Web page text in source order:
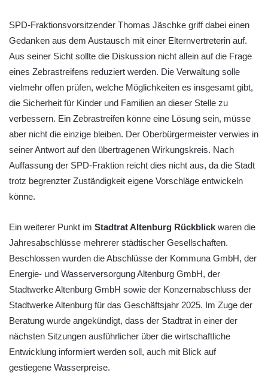
SPD-Fraktionsvorsitzender Thomas Jäschke griff dabei einen
Gedanken aus dem Austausch mit einer Elternvertreterin auf.
Aus seiner Sicht sollte die Diskussion nicht allein auf die Frage
eines Zebrastreifens reduziert werden. Die Verwaltung solle
vielmehr offen prüfen, welche Möglichkeiten es insgesamt gibt,
die Sicherheit für Kinder und Familien an dieser Stelle zu
verbessern. Ein Zebrastreifen könne eine Lösung sein, müsse
aber nicht die einzige bleiben. Der Oberbürgermeister verwies in
seiner Antwort auf den übertragenen Wirkungskreis. Nach
Auffassung der SPD-Fraktion reicht dies nicht aus, da die Stadt
trotz begrenzter Zuständigkeit eigene Vorschläge entwickeln
könne.
Ein weiterer Punkt im Stadtrat Altenburg Rückblick waren die
Jahresabschlüsse mehrerer städtischer Gesellschaften.
Beschlossen wurden die Abschlüsse der Kommuna GmbH, der
Energie- und Wasserversorgung Altenburg GmbH, der
Stadtwerke Altenburg GmbH sowie der Konzernabschluss der
Stadtwerke Altenburg für das Geschäftsjahr 2025. Im Zuge der
Beratung wurde angekündigt, dass der Stadtrat in einer der
nächsten Sitzungen ausführlicher über die wirtschaftliche
Entwicklung informiert werden soll, auch mit Blick auf
gestiegene Wasserpreise.